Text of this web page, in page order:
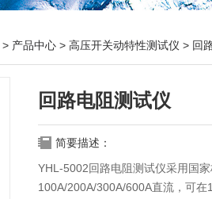
> 产品中心 > 高压开关动特性测试仪 > 回
回路电阻测试仪
简要描述：
YHL-5002回路电阻测试仪采用国
100A/200A/300A/600A直流，可